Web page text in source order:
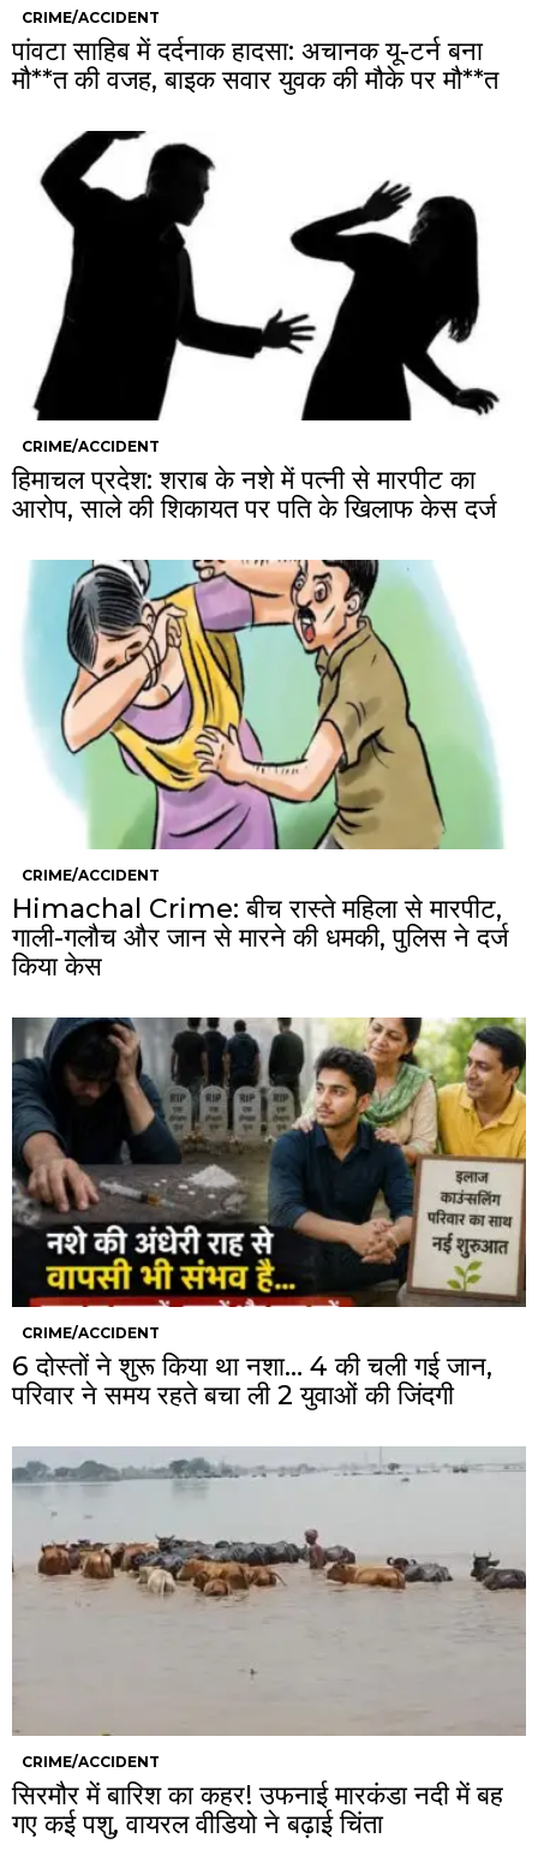
CRIME/ACCIDENT
पांवटा साहिब में दर्दनाक हादसा: अचानक यू-टर्न बना
मौ**त की वजह, बाइक सवार युवक की मौके पर मौ**त
CRIME/ACCIDENT
हिमाचल प्रदेश: शराब के नशे में पत्नी से मारपीट का
आरोप, साले की शिकायत पर पति के खिलाफ केस दर्ज
CRIME/ACCIDENT
Himachal Crime: बीच रास्ते महिला से मारपीट,
गाली-गलौच और जान से मारने की धमकी, पुलिस ने दर्ज
किया केस
CRIME/ACCIDENT
6 दोस्तों ने शुरू किया था नशा… 4 की चली गई जान,
परिवार ने समय रहते बचा ली 2 युवाओं की जिंदगी
CRIME/ACCIDENT
सिरमौर में बारिश का कहर! उफनाई मारकंडा नदी में बह
गए कई पशु, वायरल वीडियो ने बढ़ाई चिंता